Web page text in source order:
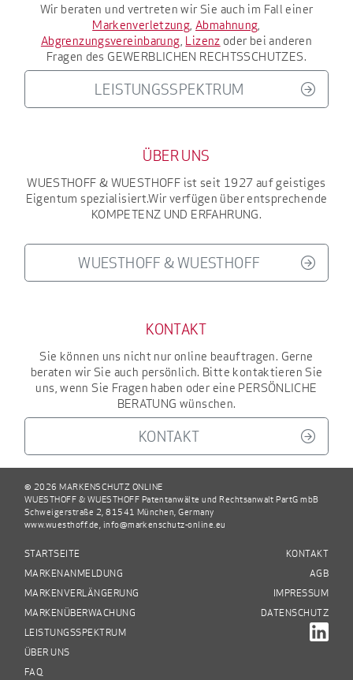
Wir beraten und vertreten wir Sie auch im Fall einer
Markenverletzung,Abmahnung,
Abgrenzungsvereinbarung, Lizenz oder bei anderen
Fragen des GEWERBLICHEN RECHTSSCHUTZES.
LEISTUNGSSPEKTRUM
ÜBER UNS
WUESTHOFF & WUESTHOFF ist seit 1927 auf geistiges
Eigentum spezialisiert.Wir verfügen über entsprechende
KOMPETENZ UND ERFAHRUNG.
WUESTHOFF & WUESTHOFF
KONTAKT
Sie können uns nicht nur online beauftragen. Gerne
beraten wir Sie auch persönlich. Bitte kontaktieren Sie
uns, wenn Sie Fragen haben oder eine PERSÖNLICHE
BERATUNG wünschen.
KONTAKT
© 2026 MARKENSCHUTZ ONLINE
WUESTHOFF & WUESTHOFF Patentanwälte und Rechtsanwalt PartG mbB
Schweigerstraße 2, 81541 München, Germany
www.wuesthoff.de,info@markenschutz-online.eu
STARTSEITE
MARKENANMELDUNG
MARKENVERLÄNGERUNG
MARKENÜBERWACHUNG
KONTAKT
AGB
IMPRESSUM
DATENSCHUTZ
LEISTUNGSSPEKTRUM
ÜBER UNS
FAQ